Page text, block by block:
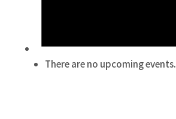
There are no upcoming events.